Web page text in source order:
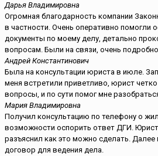
Дарья Владимировна
Огромная благодарность компании
в частности. Очень оперативно помогли
документы по моему делу, детально
вопросам. Были на связи, очень
Андрей Константинович
Была на консультации юриста в июле.
меня встретили приветливо, юрист
вопросы, и по сути помог мне
Мария Владимировна
Получил консультацию по телефону о
возможности оспорить ответ ДГИ. Юрист
разъяснил как это можно сделать.
договор для ведения дела.